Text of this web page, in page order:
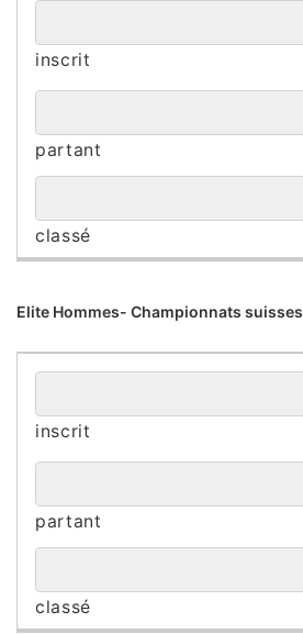
Elite Hommes- Championnats suisses